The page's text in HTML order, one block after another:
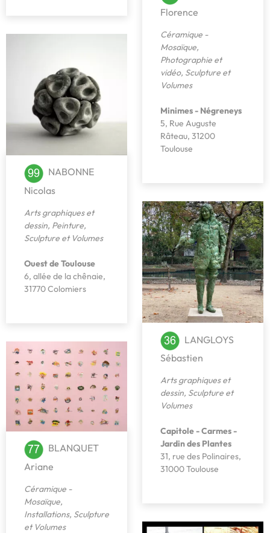
Florence
Céramique -
Mosaïque,
Photographie et
vidéo, Sculpture et
Volumes
Minimes - Négreneys
5, Rue Auguste
Râteau, 31200
Toulouse
NABONNE
Nicolas
Arts graphiques et
dessin, Peinture,
Sculpture et Volumes
Ouest de Toulouse
6, allée de la chênaie,
31770 Colomiers
LANGLOYS
Sébastien
Arts graphiques et
dessin, Sculpture et
Volumes
Capitole - Carmes -
Jardin des Plantes
31, rue des Polinaires,
31000 Toulouse
BLANQUET
Ariane
Céramique -
Mosaïque,
Installations, Sculpture
et Volumes